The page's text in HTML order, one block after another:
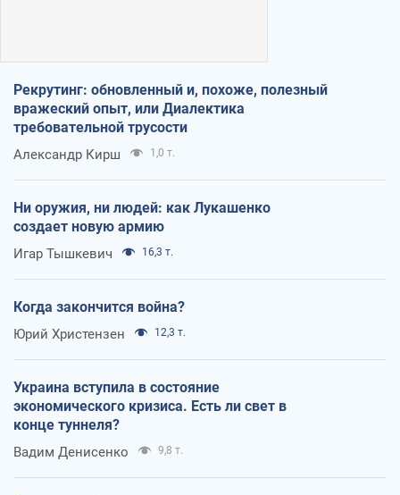
Рекрутинг: обновленный и, похоже, полезный
вражеский опыт, или Диалектика
требовательной трусости
Александр Кирш 1,0 т.
Ни оружия, ни людей: как Лукашенко
создает новую армию
Игар Тышкевич 16,3 т.
Когда закончится война?
Юрий Христензен 12,3 т.
Украина вступила в состояние
экономического кризиса. Есть ли свет в
конце туннеля?
Вадим Денисенко 9,8 т.